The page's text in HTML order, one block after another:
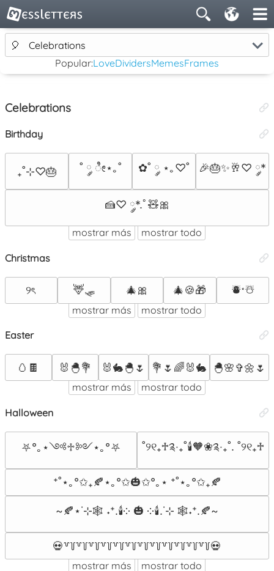
🎈
Celebrations
Popular:LoveDividersMemesFrames
Celebrations
Birthday
₊˚⊹♡🎂 ˚ ༘ ೀ⋆｡˚ ✿˚ ༘ ⋆｡♡˚ 🎉🎂✨🥂♡ ༘*
🍰♡ ༘*.ﾟ🧸🎀
mostrar más mostrar todo
Christmas
୨ৎ 🦌🛷 🎄🎀 🎄🍪🎁 ⛇⋆☃︎
mostrar más mostrar todo
Easter
🥚🍫 🐰🐣💐 🐰🐇🐣🌷 💐🌷🌈🐰🐇 🐣🌸✞🌼🌷
mostrar más mostrar todo
Halloween
⛧°｡⋆༺♱༻⋆｡°⛧ ˚୨୧₊♱༉‧₊˚🕯️🧡❀༉‧₊˚. ˚୨୧₊♱
⁺˚⋆｡°✩₊🍂⋆｡°✩🎃✩°｡⋆ ⁺˚⋆｡°✩₊🍂
~🍂⋆˙⊹🕸️ ˖⁺.🕯️༶ 🎃 ༶🕯️.˙⊹ 🕸️˖⁺.🍂~
💀꒷꒦꒷꒦꒷꒦꒷꒦꒷꒦꒷꒦꒷꒦꒷꒦꒷꒦꒷꒦꒷꒦꒷꒦💀
mostrar más mostrar todo